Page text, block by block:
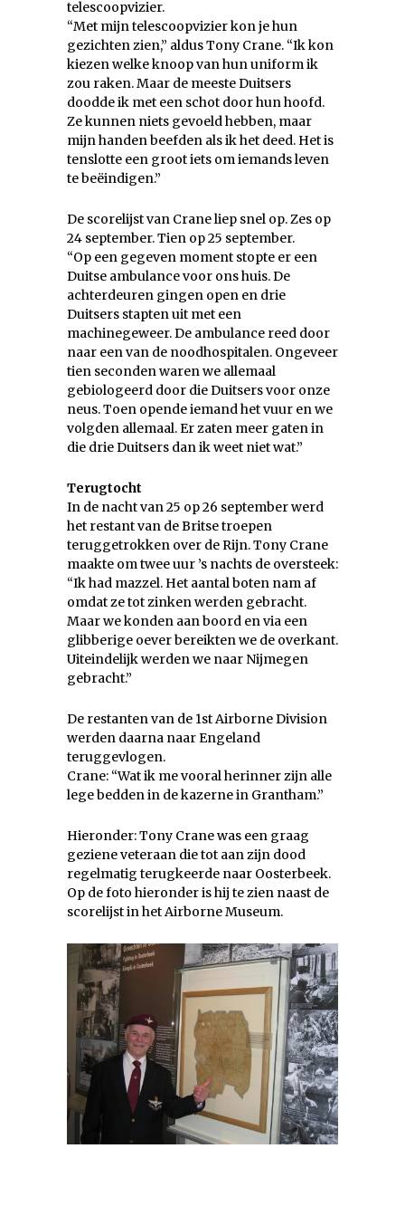
telescoopvizier.
“Met mijn telescoopvizier kon je hun
gezichten zien,” aldus Tony Crane. “Ik kon
kiezen welke knoop van hun uniform ik
zou raken. Maar de meeste Duitsers
doodde ik met een schot door hun hoofd.
Ze kunnen niets gevoeld hebben, maar
mijn handen beefden als ik het deed. Het is
tenslotte een groot iets om iemands leven
te beëindigen.”
De scorelijst van Crane liep snel op. Zes op
24 september. Tien op 25 september.
“Op een gegeven moment stopte er een
Duitse ambulance voor ons huis. De
achterdeuren gingen open en drie
Duitsers stapten uit met een
machinegeweer. De ambulance reed door
naar een van de noodhospitalen. Ongeveer
tien seconden waren we allemaal
gebiologeerd door die Duitsers voor onze
neus. Toen opende iemand het vuur en we
volgden allemaal. Er zaten meer gaten in
die drie Duitsers dan ik weet niet wat.”
Terugtocht
In de nacht van 25 op 26 september werd
het restant van de Britse troepen
teruggetrokken over de Rijn. Tony Crane
maakte om twee uur ’s nachts de oversteek:
“Ik had mazzel. Het aantal boten nam af
omdat ze tot zinken werden gebracht.
Maar we konden aan boord en via een
glibberige oever bereikten we de overkant.
Uiteindelijk werden we naar Nijmegen
gebracht.”
De restanten van de 1st Airborne Division
werden daarna naar Engeland
teruggevlogen.
Crane: “Wat ik me vooral herinner zijn alle
lege bedden in de kazerne in Grantham.”
Hieronder: Tony Crane was een graag
geziene veteraan die tot aan zijn dood
regelmatig terugkeerde naar Oosterbeek.
Op de foto hieronder is hij te zien naast de
scorelijst in het Airborne Museum.